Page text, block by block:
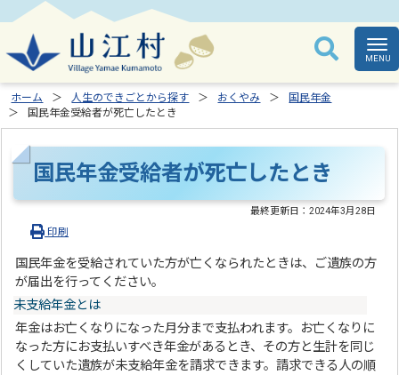
ホーム 人生のできごとから探す おくやみ
国民年金
国民年金受給者が死亡したとき
国民年金受給者が死亡したとき
最終更新日：2024年3月28日
印刷
国民年金を受給されていた方が亡くなられたときは、ご遺族の方
が届出を行ってください。
未支給年金とは
年金はお亡くなりになった月分まで支払われます。お亡くなりに
なった方にお支払いすべき年金があるとき、その方と生計を同じ
くしていた遺族が未支給年金を請求できます。請求できる人の順